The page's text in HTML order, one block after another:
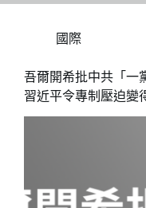
國際
吾爾開希批中共「一
習近平令專制壓迫變